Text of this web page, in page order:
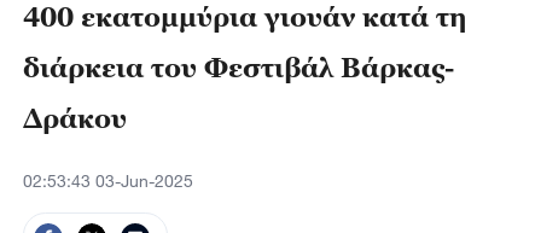
400 εκατομμύρια γιουάν κατά τη
διάρκεια του Φεστιβάλ Βάρκας-
Δράκου
02:53:43 03-Jun-2025